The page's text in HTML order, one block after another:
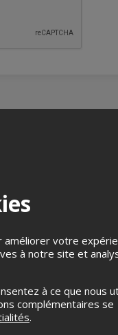
interculturel et
cinq pièces
de Shakti et
mettre en lumière
la joie, et le
et spirituel, honorant
les valeurs
améliorer votre
à notre site et
à ce que nous
complémentaires se
.